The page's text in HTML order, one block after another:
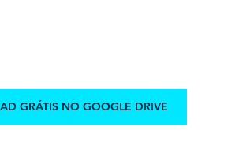
GRÁTIS NO GOOGLE DRIVE